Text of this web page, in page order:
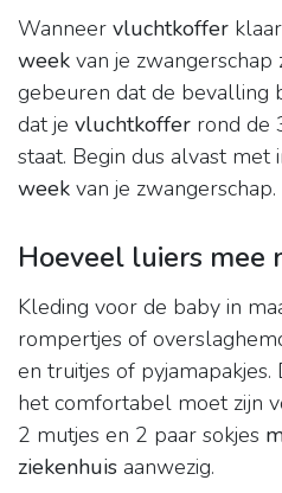
Wanneer vluchtkoffer
week van je zwangerschap
gebeuren dat de bevalling
dat je vluchtkoffer rond de
staat. Begin dus alvast
week van je zwangerschap.
Hoeveel luiers mee
Kleding voor de baby in
rompertjes of
en truitjes of
het comfortabel moet zijn
2 mutjes en 2 paar sokjes
ziekenhuis aanwezig.